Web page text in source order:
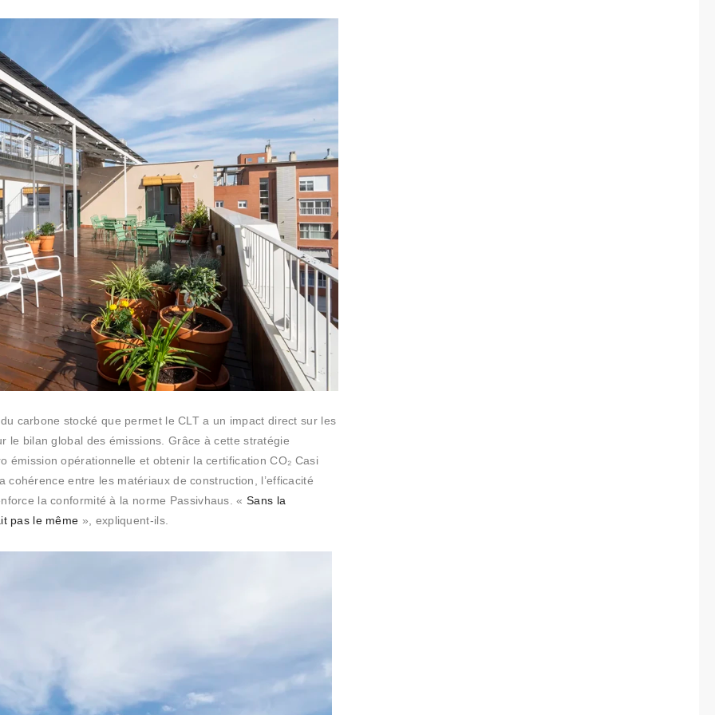
carbone stocké que permet le CLT a un impact direct sur les
le bilan global des émissions. Grâce à cette stratégie
émission opérationnelle et obtenir la certification CO₂ Casi
cohérence entre les matériaux de construction, l’efficacité
la conformité à la norme Passivhaus. « Sans la
pas le même », expliquent-ils.